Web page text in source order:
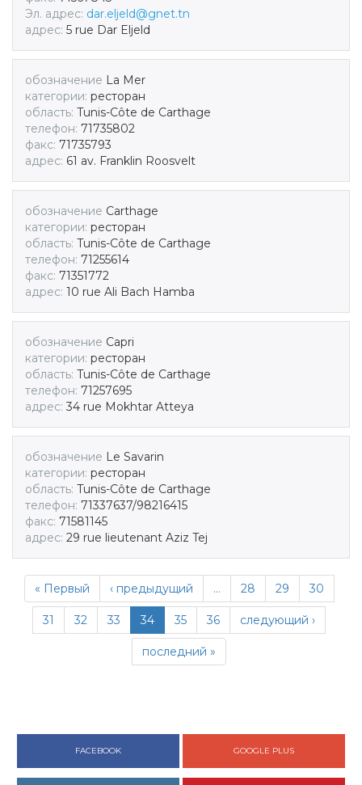
Эл. адрес: dar.eljeld@gnet.tn
адрес: 5 rue Dar Eljeld
обозначение La Mer
категории: ресторан
область: Tunis-Côte de Carthage
телефон: 71735802
факс: 71735793
адрес: 61 av. Franklin Roosvelt
обозначение Carthage
категории: ресторан
область: Tunis-Côte de Carthage
телефон: 71255614
факс: 71351772
адрес: 10 rue Ali Bach Hamba
обозначение Capri
категории: ресторан
область: Tunis-Côte de Carthage
телефон: 71257695
адрес: 34 rue Mokhtar Atteya
обозначение Le Savarin
категории: ресторан
область: Tunis-Côte de Carthage
телефон: 71337637/98216415
факс: 71581145
адрес: 29 rue lieutenant Aziz Tej
« Первый ‹ предыдущий … 28 29 30
31 32 33 34 35 36 следующий ›
последний »
FACEBOOK GOOGLE PLUS